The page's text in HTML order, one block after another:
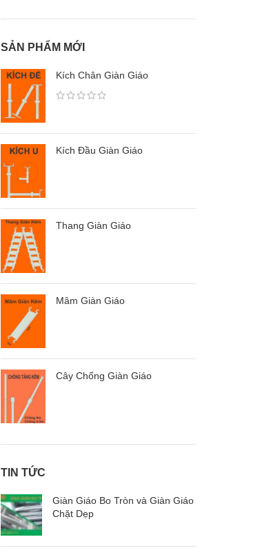
SẢN PHẨM MỚI
Kích Chân Giàn Giáo
Kích Đầu Giàn Giáo
Thang Giàn Giáo
Mâm Giàn Giáo
Cây Chống Giàn Giáo
TIN TỨC
Giàn Giáo Bo Tròn và Giàn Giáo
Chặt Dẹp